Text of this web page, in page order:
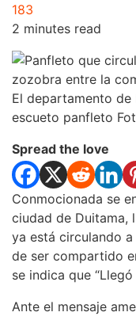
183
2 minutes read
El departamento
escueto panfleto
Spread the love
Conmocionada se
ciudad de Duitama,
ya está circulando
de ser compartido
se indica que
Ante el mensaje